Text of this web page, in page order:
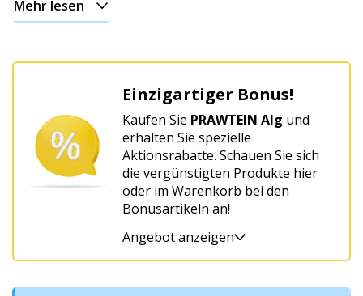
Für
Harmonie
Wohlbefinden
Mehr lesen
Einzigartiger Bonus!
Kaufen Sie PRAWTEIN Alg und
erhalten Sie spezielle
Aktionsrabatte. Schauen Sie sich
die vergünstigten Produkte hier
oder im Warenkorb bei den
Bonusartikeln an!
Angebot anzeigen